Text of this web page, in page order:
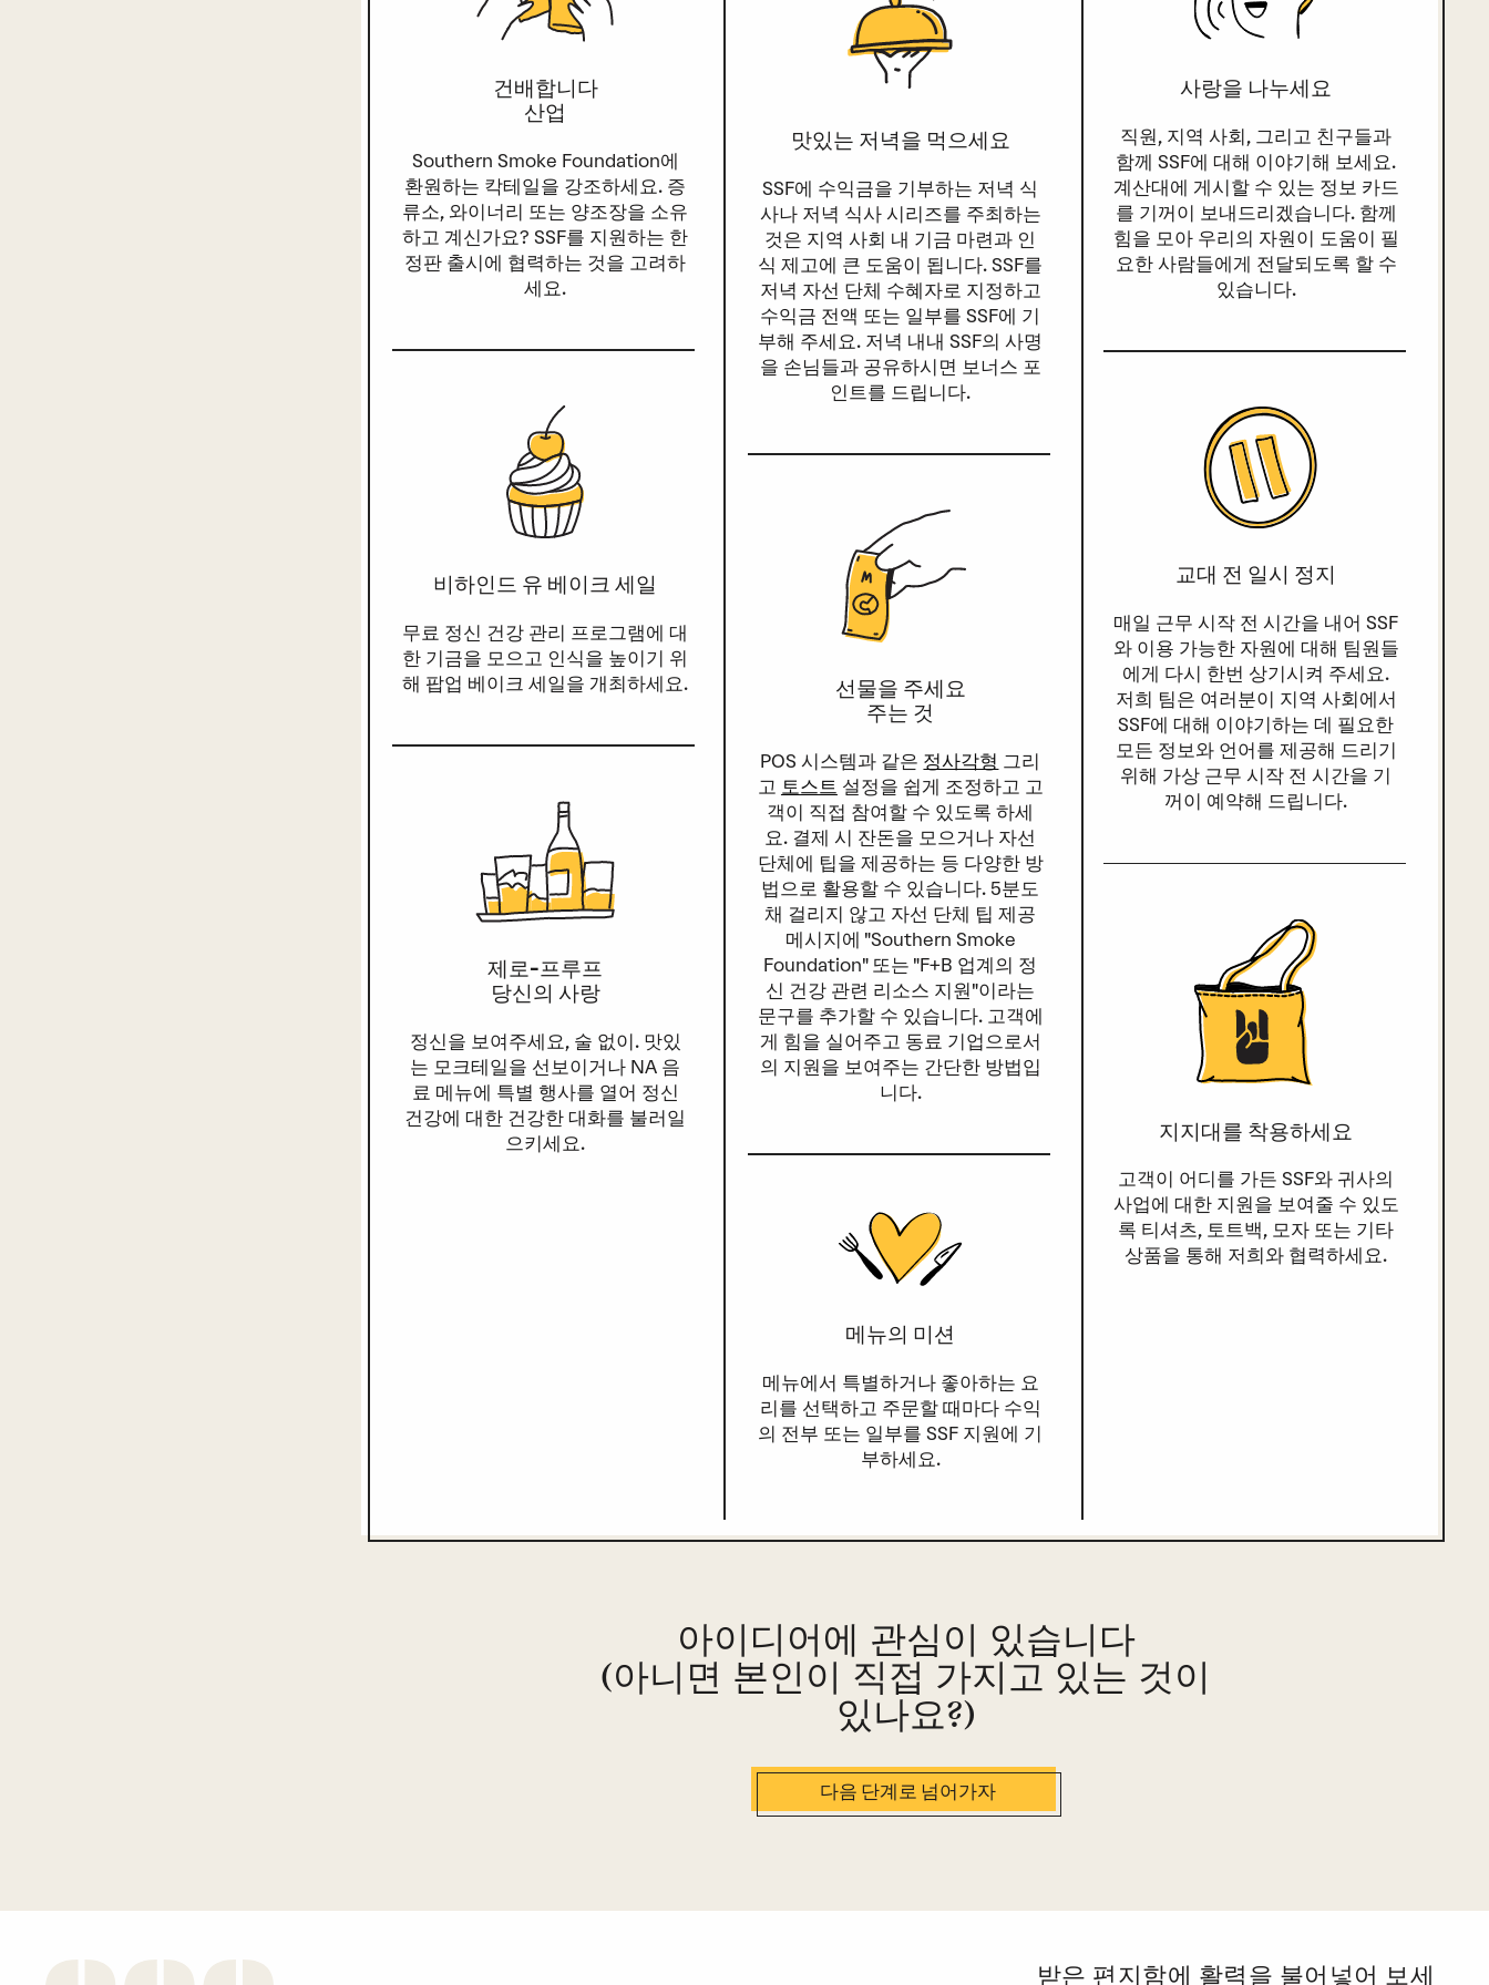
건배합니다
산업
Southern Smoke Foundation에
환원하는 칵테일을 강조하세요. 증
류소, 와이너리 또는 양조장을 소유
하고 계신가요? SSF를 지원하는 한
정판 출시에 협력하는 것을 고려하
세요.
맛있는 저녁을 먹으세요
SSF에 수익금을 기부하는 저녁 식
사나 저녁 식사 시리즈를 주최하는
것은 지역 사회 내 기금 마련과 인
식 제고에 큰 도움이 됩니다. SSF를
저녁 자선 단체 수혜자로 지정하고
수익금 전액 또는 일부를 SSF에 기
부해 주세요. 저녁 내내 SSF의 사명
을 손님들과 공유하시면 보너스 포
인트를 드립니다.
사랑을 나누세요
직원, 지역 사회, 그리고 친구들과
함께 SSF에 대해 이야기해 보세요.
계산대에 게시할 수 있는 정보 카드
를 기꺼이 보내드리겠습니다. 함께
힘을 모아 우리의 자원이 도움이 필
요한 사람들에게 전달되도록 할 수
있습니다.
비하인드 유 베이크 세일
무료 정신 건강 관리 프로그램에 대
한 기금을 모으고 인식을 높이기 위
해 팝업 베이크 세일을 개최하세요.
선물을 주세요
주는 것
POS 시스템과 같은 정사각형 그리
고 토스트 설정을 쉽게 조정하고 고
객이 직접 참여할 수 있도록 하세
요. 결제 시 잔돈을 모으거나 자선
단체에 팁을 제공하는 등 다양한 방
법으로 활용할 수 있습니다. 5분도
채 걸리지 않고 자선 단체 팁 제공
메시지에 "Southern Smoke
Foundation" 또는 "F+B 업계의 정
신 건강 관련 리소스 지원"이라는
문구를 추가할 수 있습니다. 고객에
게 힘을 실어주고 동료 기업으로서
의 지원을 보여주는 간단한 방법입
니다.
교대 전 일시 정지
매일 근무 시작 전 시간을 내어 SSF
와 이용 가능한 자원에 대해 팀원들
에게 다시 한번 상기시켜 주세요.
저희 팀은 여러분이 지역 사회에서
SSF에 대해 이야기하는 데 필요한
모든 정보와 언어를 제공해 드리기
위해 가상 근무 시작 전 시간을 기
꺼이 예약해 드립니다.
제로-프루프
당신의 사랑
정신을 보여주세요, 술 없이. 맛있
는 모크테일을 선보이거나 NA 음
료 메뉴에 특별 행사를 열어 정신
건강에 대한 건강한 대화를 불러일
으키세요.
메뉴의 미션
메뉴에서 특별하거나 좋아하는 요
리를 선택하고 주문할 때마다 수익
의 전부 또는 일부를 SSF 지원에 기
부하세요.
지지대를 착용하세요
고객이 어디를 가든 SSF와 귀사의
사업에 대한 지원을 보여줄 수 있도
록 티셔츠, 토트백, 모자 또는 기타
상품을 통해 저희와 협력하세요.
아이디어에 관심이 있습니다
(아니면 본인이 직접 가지고 있는 것이
있나요?)
다음 단계로 넘어가자
받은 편지함에 활력을 불어넣어 보세